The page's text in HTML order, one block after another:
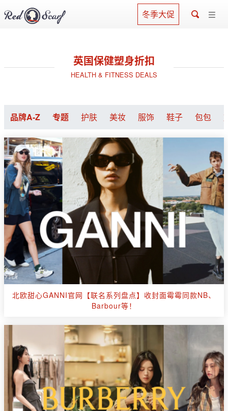
冬季大促
英国保健塑身折扣
HEALTH & FITNESS DEALS
品牌A-Z 专题 护肤 美妆 服饰 鞋子 包包
北欧甜心GANNI官网【联名系列盘点】收封面霉霉同款NB、
Barbour等！